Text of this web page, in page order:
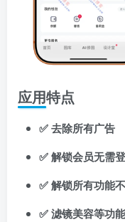
应用特点
✅ 去除所有广告
✅ 解锁会员无需
✅ 解锁所有功能
✅ 滤镜美容等功